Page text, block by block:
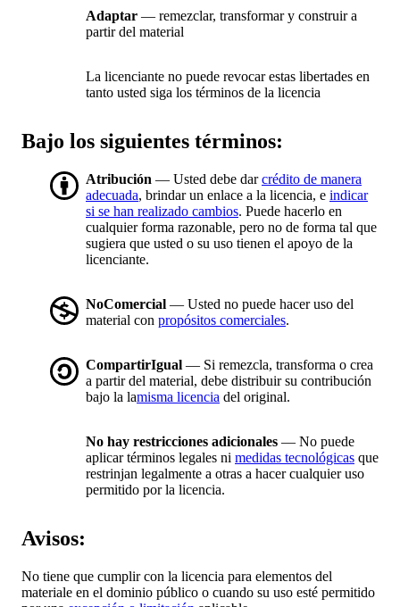
Adaptar — remezclar, transformar y construir a
partir del material
La licenciante no puede revocar estas libertades en
tanto usted siga los términos de la licencia
Bajo los siguientes términos:
Atribución — Usted debe darcrédito de manera
adecuada, brindar un enlace a la licencia, e indicar
si se han realizado cambios. Puede hacerlo en
cualquier forma razonable, pero no de forma tal que
sugiera que usted o su uso tienen el apoyo de la
licenciante.
NoComercial — Usted no puede hacer uso del
material con propósitos comerciales.
CompartirIgual — Si remezcla, transforma o crea
a partir del material, debe distribuir su contribución
bajo la lamisma licencia del original.
No hay restricciones adicionales — No puede
aplicar términos legales ni medidas tecnológicas que
restrinjan legalmente a otras a hacer cualquier uso
permitido por la licencia.
Avisos:
No tiene que cumplir con la licencia para elementos del
materiale en el dominio público o cuando su uso esté permitido